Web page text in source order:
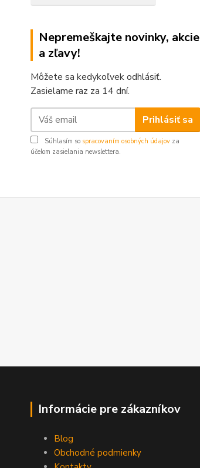
Nepremeškajte novinky, akcie
a zľavy!
Môžete sa kedykoľvek odhlásiť.
Zasielame raz za 14 dní.
Prihlásiť sa
Súhlasím so spracovaním osobných údajov za
účelom zasielania newslettera.
Informácie pre zákazníkov
Blog
Obchodné podmienky